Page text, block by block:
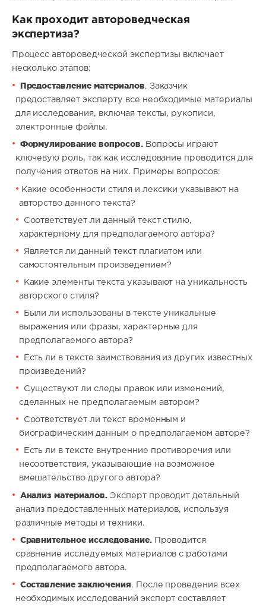
Как проходит автороведческая
экспертиза?
Процесс автороведческой экспертизы включает
несколько этапов:
Предоставление материалов. Заказчик
предоставляет эксперту все необходимые материалы
для исследования, включая тексты, рукописи,
электронные файлы.
Формулирование вопросов.Вопросы играют
ключевую роль, так как исследование проводится для
получения ответов на них. Примеры вопросов:
Какие особенности стиля и лексики указывают на
авторство данного текста?
Соответствует ли данный текст стилю,
характерному для предполагаемого автора?
Является ли данный текст плагиатом или
самостоятельным произведением?
Какие элементы текста указывают на уникальность
авторского стиля?
Были ли использованы в тексте уникальные
выражения или фразы, характерные для
предполагаемого автора?
Есть ли в тексте заимствования из других известных
произведений?
Существуют ли следы правок или изменений,
сделанных не предполагаемым автором?
Соответствует ли текст временным и
биографическим данным о предполагаемом авторе?
Есть ли в тексте внутренние противоречия или
несоответствия, указывающие на возможное
вмешательство другого автора?
Анализ материалов.Эксперт проводит детальный
анализ предоставленных материалов, используя
различные методы и техники.
Сравнительное исследование.Проводится
сравнение исследуемых материалов с работами
предполагаемого автора.
Составление заключения. После проведения всех
необходимых исследований эксперт составляет